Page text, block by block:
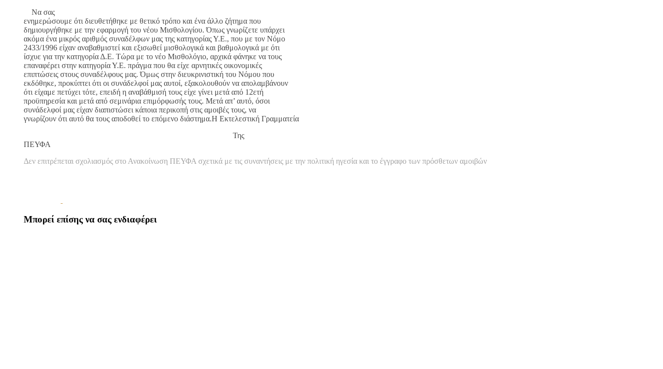
Να σας
ενημερώσουμε ότι διευθετήθηκε με θετικό τρόπο και ένα άλλο ζήτημα που
δημιουργήθηκε με την εφαρμογή του νέου Μισθολογίου. Όπως γνωρίζετε υπάρχει
ακόμα ένα μικρός αριθμός συναδέλφων μας της κατηγορίας Υ.Ε., που με τον Νόμο
2433/1996 είχαν αναβαθμιστεί και εξισωθεί μισθολογικά και βαθμολογικά με ότι
ίσχυε για την κατηγορία Δ.Ε. Τώρα με το νέο Μισθολόγιο, αρχικά φάνηκε να τους
επαναφέρει στην κατηγορία Υ.Ε. πράγμα που θα είχε αρνητικές οικονομικές
επιπτώσεις στους συναδέλφους μας. Όμως στην διευκρινιστική του Νόμου που
εκδόθηκε, προκύπτει ότι οι συνάδελφοί μας αυτοί, εξακολουθούν να απολαμβάνουν
ότι είχαμε πετύχει τότε, επειδή η αναβάθμισή τους είχε γίνει μετά από 12ετή
προϋπηρεσία και μετά από σεμινάρια επιμόρφωσής τους. Μετά απ’ αυτό, όσοι
συνάδελφοί μας είχαν διαπιστώσει κάποια περικοπή στις αμοιβές τους, να
γνωρίζουν ότι αυτό θα τους αποδοθεί το επόμενο διάστημα.H Εκτελεστική Γραμματεία
Της
ΠΕΥΦΑ
Δεν επιτρέπεται σχολιασμός στο Ανακοίνωση ΠΕΥΦΑ σχετικά με τις συναντήσεις με την πολιτική ηγεσία και το έγγραφο των πρόσθετων αμοιβών
Μπορεί επίσης να σας ενδιαφέρει